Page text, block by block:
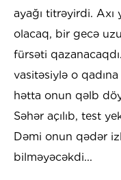
ayağı titrəyirdi. Axı
olacaq, bir gecə
fürsəti
vasitəsiylə o
hətta onun qəlb
Səhər açılıb, test
Dəmi onun qədər
bilməyəcəkdi...